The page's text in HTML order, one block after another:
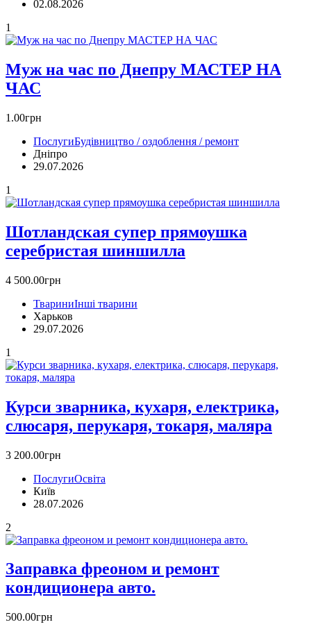
02.08.2026
1
Муж на час по Днепру МАСТЕР НА
ЧАС
1.00грн
ПослугиБудівництво / оздоблення / ремонт
Дніпро
29.07.2026
1
Шотландская супер прямоушка
серебристая шиншилла
4 500.00грн
ТвариниІнші тварини
Харьков
29.07.2026
1
Курси зварника, кухаря, електрика,
слюсаря, перукаря, токаря, маляра
3 200.00грн
ПослугиОсвіта
Київ
28.07.2026
2
Заправка фреоном и ремонт
кoндиционера авто.
500.00грн